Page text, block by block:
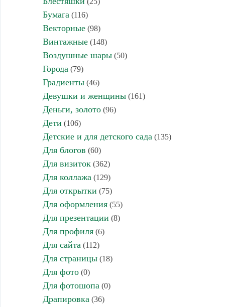
Бумага (116)
Векторные(98)
Винтажные(148)
Воздушные шары(50)
Города (79)
Градиенты(46)
Девушки и женщины(161)
Деньги, золото(96)
Дети (106)
Детские и для детского сада (135)
Для блогов (60)
Для визиток(362)
Для коллажа (129)
Для открытки (75)
Для оформления(55)
Для презентации (8)
Для профиля(6)
Для сайта (112)
Для страницы(18)
Для фото(0)
Для фотошопа (0)
Драпировка (36)